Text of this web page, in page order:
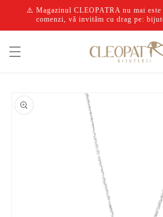
Salt la
conținut
⚠️ Magazinul CLEOPATRA nu mai este
comenzi, vă invităm cu drag pe:
informațiile
despre